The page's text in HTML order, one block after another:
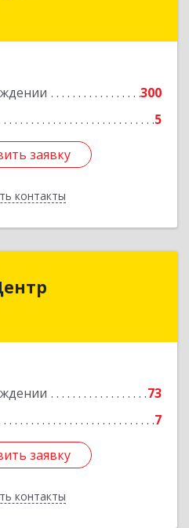
300
5
заявку
контакты
г, Свердлова ул, дом №
заявку
73
7
заявку
контакты
г, Горького ул, дом
заявку